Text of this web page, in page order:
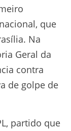
que
Na
Geral da
contra
de golpe de
partido que